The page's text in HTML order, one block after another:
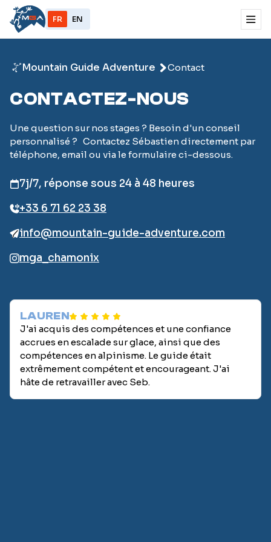
FR EN
Mountain Guide Adventure Contact
CONTACTEZ-NOUS
Une question sur nos stages ? Besoin d'un conseil
personnalisé ? Contactez Sébastien directement par
téléphone, email ou via le formulaire ci-dessous.
7j/7, réponse sous 24 à 48 heures
+33 6 71 62 23 38
info@mountain-guide-adventure.com
mga_chamonix
LAUREN
J'ai acquis des compétences et une confiance
accrues en escalade sur glace, ainsi que des
compétences en alpinisme. Le guide était
extrêmement compétent et encourageant. J'ai
hâte de retravailler avec Seb.